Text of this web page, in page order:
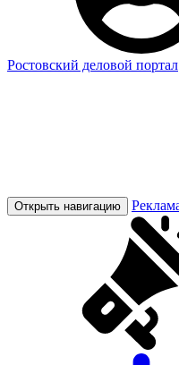
Ростовский деловой портал
Открыть навигацию